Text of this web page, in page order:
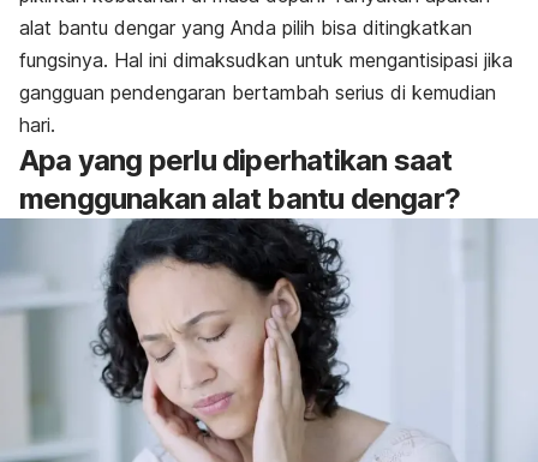
alat bantu dengar yang Anda pilih bisa ditingkatkan
fungsinya. Hal ini dimaksudkan untuk mengantisipasi jika
gangguan pendengaran bertambah serius di kemudian
hari.
Apa yang perlu diperhatikan saat
menggunakan alat bantu dengar?